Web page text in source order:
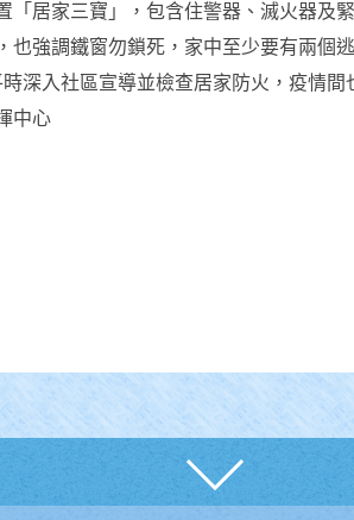
「居家三寶」，包含住警器、滅火器及
也強調鐵窗勿鎖死，家中至少要有兩個
深入社區宣導並檢查居家防火，疫情間
中心